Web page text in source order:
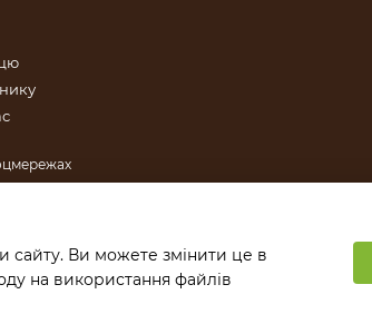
сайту. Ви можете змінити це в
на використання файлів